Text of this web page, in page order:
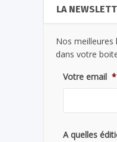
LA
Nos
dans votre
Votre email *
A quelles